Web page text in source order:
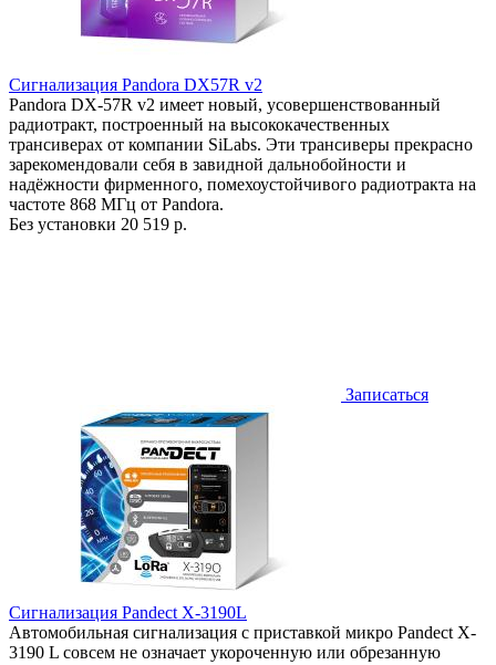
Сигнализация Pandora DX57R v2
Pandora DX-57R v2 имеет новый, усовершенствованный
радиотракт, построенный на высококачественных
трансиверах от компании SiLabs. Эти трансиверы прекрасно
зарекомендовали себя в завидной дальнобойности и
надёжности фирменного, помехоустойчивого радиотракта на
частоте 868 МГц от Pandora.
Без установки 20 519 р.
Записаться
Сигнализация Pandect X-3190L
Автомобильная сигнализация с приставкой микро Pandect X-
3190 L совсем не означает укороченную или обрезанную